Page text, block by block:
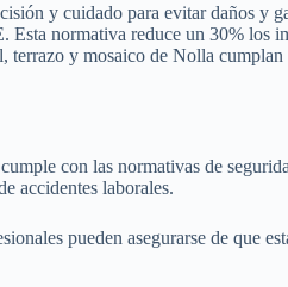
y cuidado para evitar daños y
normativa reduce un 30% los
terrazo y mosaico de Nolla
con las normativas de
accidentes laborales.
pueden asegurarse de que